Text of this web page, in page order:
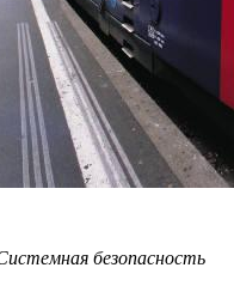
безопасность